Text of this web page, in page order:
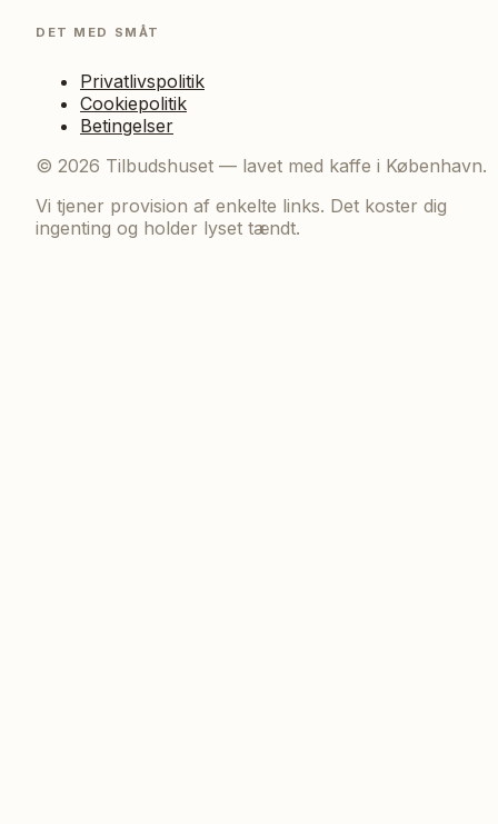
DET MED SMÅT
Privatlivspolitik
Cookiepolitik
Betingelser
© 2026 Tilbudshuset — lavet med kaffe i København.
Vi tjener provision af enkelte links. Det koster dig
ingenting og holder lyset tændt.